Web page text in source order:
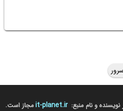
نویسنده و نام منبع: it-planet.irمجاز است.